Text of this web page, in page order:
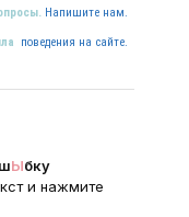
Напишите нам.
поведения на сайте.
Ыбку
и нажмите